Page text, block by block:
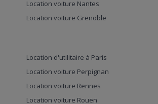
Location voiture Nantes
Location voiture Grenoble
Location d'utilitaire à Paris
Location voiture Perpignan
Location voiture Rennes
Location voiture Rouen